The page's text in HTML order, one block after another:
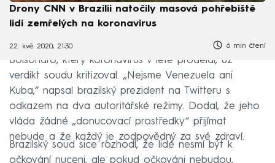
Drony CNN v Brazílii natočily masová pohřebiště
lidí zemřelých na koronavirus
22. kvě 2020, 21:30 6 min čtení
Bolsonaro, který koronavirus v létě prodělal, už
verdikt soudu kritizoval. „Nejsme Venezuela ani
Kuba,“ napsal brazilský prezident na Twitteru s
odkazem na dva autoritářské režimy. Dodal, že jeho
vláda žádné „donucovací prostředky“ přijímat
nebude a že každý je zodpovědný za své zdraví.
Brazilský soud sice rozhodl, že lidé nesmí být k
očkování nuceni, ale pokud očkováni nebudou,